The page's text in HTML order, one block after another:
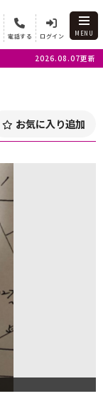
電話する ログイン MENU
2026.08.07更新
お気に入り追加